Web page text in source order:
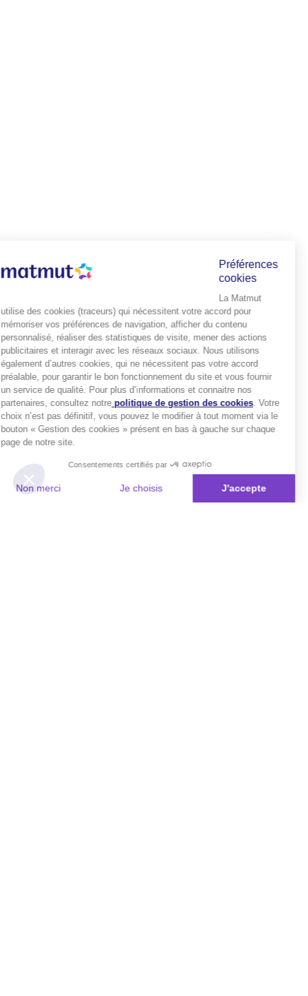
Préférences
cookies
La Matmut
utilise des cookies (traceurs) qui nécessitent votre accord pour
mémoriser vos préférences de navigation, afficher du contenu
personnalisé, réaliser des statistiques de visite, mener des actions
publicitaires et interagir avec les réseaux sociaux. Nous utilisons
également d’autres cookies, qui ne nécessitent pas votre accord
préalable, pour garantir le bon fonctionnement du site et vous fournir
un service de qualité. Pour plus d’informations et connaitre nos
partenaires, consultez notre politique de gestion des cookies. Votre
choix n’est pas définitif, vous pouvez le modifier à tout moment via le
bouton « Gestion des cookies » présent en bas à gauche sur chaque
page de notre site.
Consentements certifiés par
Non merci Je choisis
J'accepte